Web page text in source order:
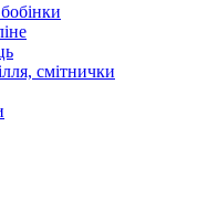
смітнички